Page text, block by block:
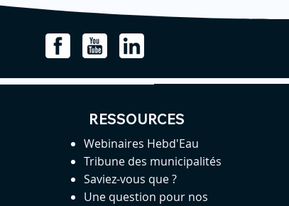
RESSOURCES
Webinaires Hebd'Eau
Tribune des municipalités
Saviez-vous que ?
Une question pour nos